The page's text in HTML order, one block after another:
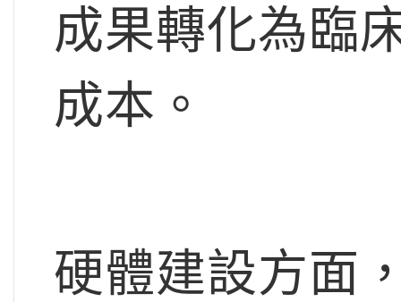
成果轉化為臨
成本。
硬體建設方面